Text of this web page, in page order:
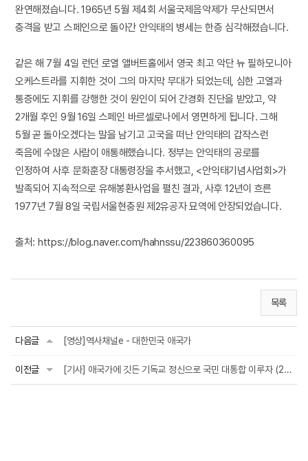
완연해졌습니다. 1965년 5월 제4회 서울국제음악제가 무산되면서
충격을 받고 스페인으로 돌아간 안익태의 병세는 한층 심각해졌습니다.
같은 해 7월 4일 런던 로열 앨버트홀에서 영국 최고 악단 뉴 필하모니아
오케스트라를 지휘한 것이 그의 마지막 무대가 되었는데, 심한 고열과
통증에도 지휘를 강행한 것이 원인이 되어 간경화 진단을 받았고, 약
2개월 후인 9월 16일 스페인 바르셀로나에서 영면하게 됩니다. 그해
5월 곧 돌아오겠다는 말을 남기고 고국을 떠난 안익태의 갑작스런
죽음에 수많은 사람이 애통해했습니다. 정부는 안익태의 공로를
인정하여 사후 문화훈장 대통령장을 추서했고, <안익태기념사업회>가
발족되어 지속적으로 유해봉환사업을 펼친 결과, 사후 12년이 흐른
1977년 7월 8일 국립서울현충원 제2유공자 묘역에 안장되었습니다.
출처: https://blog.naver.com/hahnssu/223860360095
목록
다음글 [영상]역사채널e - 대한민국 애국가
이전글 [기사] 애국가에 깃든 기독교 정신으로 국민 대통합 이루자 (2025.05.08)